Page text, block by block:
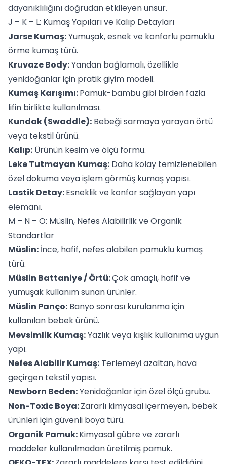
dayanıklılığını doğrudan etkileyen unsur.
J – K – L: Kumaş Yapıları ve Kalıp Detayları
Jarse Kumaş:Yumuşak, esnek ve konforlu pamuklu
örme kumaş türü.
Kruvaze Body:Yandan bağlamalı, özellikle
yenidoğanlar için pratik giyim modeli.
Kumaş Karışımı:Pamuk-bambu gibi birden fazla
lifin birlikte kullanılması.
Kundak (Swaddle): Bebeği sarmaya yarayan örtü
veya tekstil ürünü.
Kalıp: Ürünün kesim ve ölçü formu.
Leke Tutmayan Kumaş: Daha kolay temizlenebilen
özel dokuma veya işlem görmüş kumaş yapısı.
Lastik Detay:Esneklik ve konfor sağlayan yapı
elemanı.
M – N – O: Müslin, Nefes Alabilirlik ve Organik
Standartlar
Müslin:İnce, hafif, nefes alabilen pamuklu kumaş
türü.
Müslin Battaniye / Örtü:Çok amaçlı, hafif ve
yumuşak kullanım sunan ürünler.
Müslin Panço: Banyo sonrası kurulanma için
kullanılan bebek ürünü.
Mevsimlik Kumaş:Yazlık veya kışlık kullanıma uygun
yapı.
Nefes Alabilir Kumaş: Terlemeyi azaltan, hava
geçirgen tekstil yapısı.
Newborn Beden:Yenidoğanlar için özel ölçü grubu.
Non-Toxic Boya:Zararlı kimyasal içermeyen, bebek
ürünleri için güvenli boya türü.
Organik Pamuk:Kimyasal gübre ve zararlı
maddeler kullanılmadan üretilmiş pamuk.